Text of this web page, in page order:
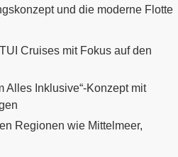
und die moderne Flotte
Cruises mit Fokus auf den
Alles Inklusive“-Konzept mit
Regionen wie Mittelmeer,